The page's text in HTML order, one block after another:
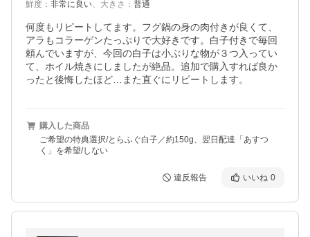
鮮度 ： 非常に良い、 大きさ ： 普通
何度もリピートしてます。フグ鍋の身の肉付きが良くて、
アラもコラーゲンたっぷりで大好きです。白子付きで毎回
頼んでいますが、今回の白子は小ぶりな物が３つ入ってい
て、ホイル焼きにしましたが絶品。追加で購入すれば良か
ったと後悔したほど…また直ぐにリピートします。
購入した商品
ご希望の特典選択/とらふぐ白子／約150g、翌日配達「あすつ
く」を希望/しない
違反報告 いいね 0